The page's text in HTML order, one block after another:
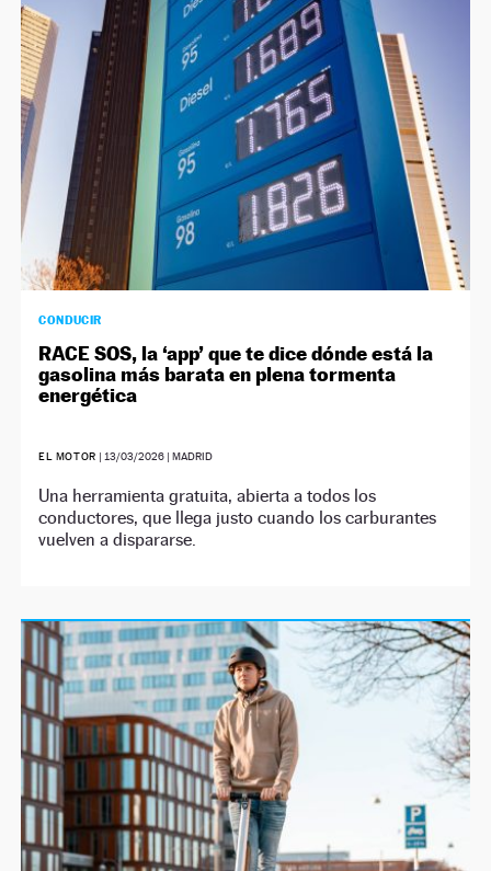
CONDUCIR
RACE SOS, la ‘app’ que te dice dónde está la
gasolina más barata en plena tormenta
energética
EL MOTOR |13/03/2026 | MADRID
Una herramienta gratuita, abierta a todos los
conductores, que llega justo cuando los carburantes
vuelven a dispararse.